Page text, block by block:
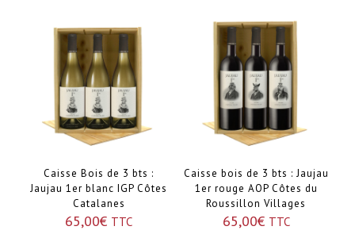
Caisse Bois de 3 bts :
Jaujau 1er blanc IGP Côtes
Catalanes
65,00€ TTC
Caisse bois de 3 bts : Jaujau
1er rouge AOP Côtes du
Roussillon Villages
65,00€ TTC